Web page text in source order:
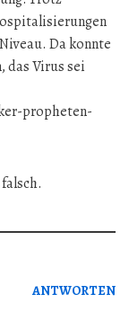
Da konnte
das Virus sei
propheten-
ANTWORTEN